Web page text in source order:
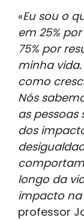
«Eu sou o
em 25%
75% por
minha
como
Nós
as
dos
longo da
impacto na
professor